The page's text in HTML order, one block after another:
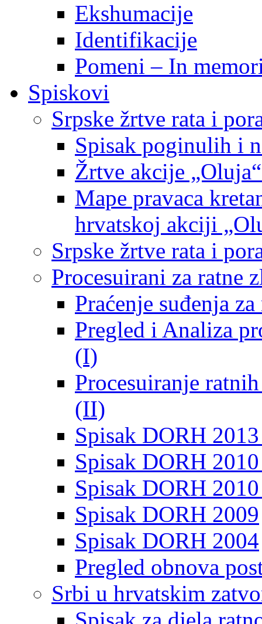
Ekshumacije
Identifikacije
Pomeni – In
Spiskovi
Srpske žrtve rata i
Spisak poginulih i
Žrtve akcije
Mape pravaca
hrvatskoj akciji
Srpske žrtve rata i
Procesuirani za ratne
Praćenje suđenja
Pregled i Analiza
(I)
Procesuiranje
(II)
Spisak DORH
Spisak DORH
Spisak DORH
Spisak DORH 2009
Spisak DORH 2004
Pregled obnova
Srbi u hrvatskim